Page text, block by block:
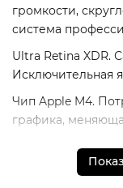
громкости,
система
Ultra Retina XDR.
Исключительная
Чип Apple M4.
графика,
Рабочие